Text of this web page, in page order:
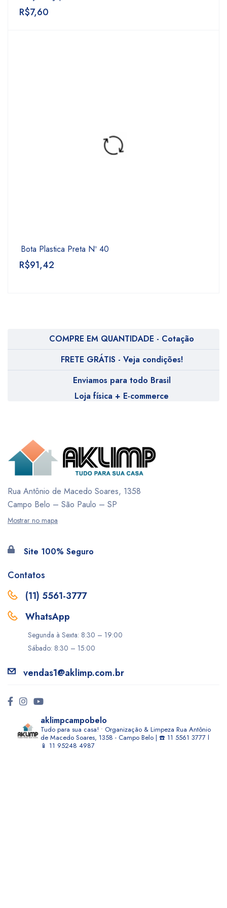
R$7,60
Bota Plastica Preta Nº 40
R$91,42
COMPRE EM QUANTIDADE - Cotação
FRETE GRÁTIS - Veja condições!
Enviamos para todo Brasil
Loja física + E-commerce
Rua Antônio de Macedo Soares, 1358
Campo Belo – São Paulo – SP
Mostrar no mapa
Site 100% Seguro
Contatos
(11) 5561-3777
WhatsApp
Segunda à Sexta: 8:30 – 19:00
Sábado: 8:30 – 15:00
vendas1@aklimp.com.br
aklimpcampobelo
Tudo para sua casa! • Organização & Limpeza Rua Antônio
de Macedo Soares, 1358 - Campo Belo | ☎️ 11 5561 3777 l
📱 11 95248 4987